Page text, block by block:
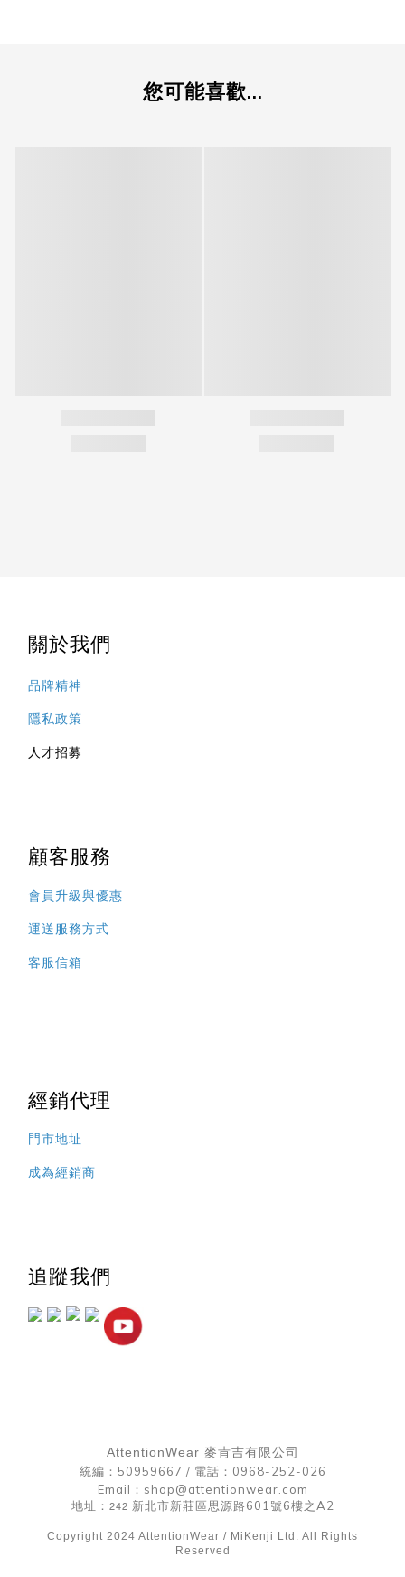
您可能喜歡...
關於我們
品牌精神
隱私政策
人才招募
顧客服務
會員升級與優惠
運送服務方式
客服信箱
經銷代理
門市地址
成為經銷商
追蹤我們
AttentionWear 麥肯吉有限公司
統編：50959667 / 電話：0968-252-026
Email：shop@attentionwear.com
地址： 242 新北市新莊區思源路601號6樓之A2
Copyright 2024 AttentionWear / MiKenji Ltd. All Rights
Reserved